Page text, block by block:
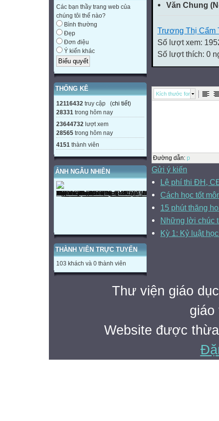
Các bạn thầy trang web của
chúng tôi thế nào?
Bình thường
Đẹp
Đơn điệu
Ý kiến khác
THỐNG KÊ
12116432 truy cập (chi tiết)
28331 trong hôm nay
23644732 lượt xem
28565 trong hôm nay
4151 thành viên
ẢNH NGẪU NHIÊN
THÀNH VIÊN TRỰC TUYẾN
103 khách và 0 thành viên
Văn Chung
Trương Thị Cẩm
Số lượt xem:
Số lượt thích: 0
Kích thước font
Đường dẫn: p
Gửi ý kiến
Lệ phí thi ĐH,
Cách học tốt
15 phút thăng
Những lời chúc
Kỳ 1: Kỷ luật
Thư viện giáo
giáo
Website được